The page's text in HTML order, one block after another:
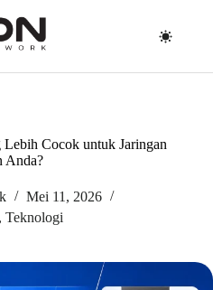
Cocok untuk Jaringan
Anda?
Mei 11, 2026
Teknologi